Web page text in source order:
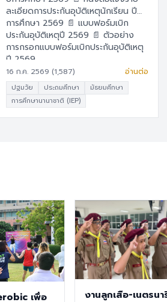
ละเอียดการประกันอุบัติเหตุนักเรียน ปี
การศึกษา 2569 📄 แบบฟอร์มเบิก
ประกันอุบัติเหตุปี 2569 📄 ตัวอย่าง
การกรอกแบบฟอร์มเบิกประกันอุบัติเหตุ
ปี 2569
16 ก.ค. 2569 (1,587) อ่านต่อ
ปฐมวัย ประถมศึกษา
มัธยมศึกษา
การศึกษานานาชาติ (IEP)
เพื่อ
งานลูกเสือ-เนตรนา